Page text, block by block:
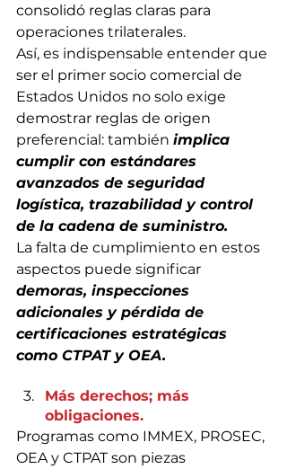
consolidó reglas claras para
operaciones trilaterales.
Así, es indispensable entender que
ser el primer socio comercial de
Estados Unidos no solo exige
demostrar reglas de origen
preferencial: también implica
cumplir con estándares
avanzados de seguridad
logística, trazabilidad y control
de la cadena de suministro.
La falta de cumplimiento en estos
aspectos puede significar
demoras, inspecciones
adicionales y pérdida de
certificaciones estratégicas
como CTPAT y OEA.
Más derechos; más
obligaciones.
Programas como IMMEX, PROSEC,
OEA y CTPAT son piezas